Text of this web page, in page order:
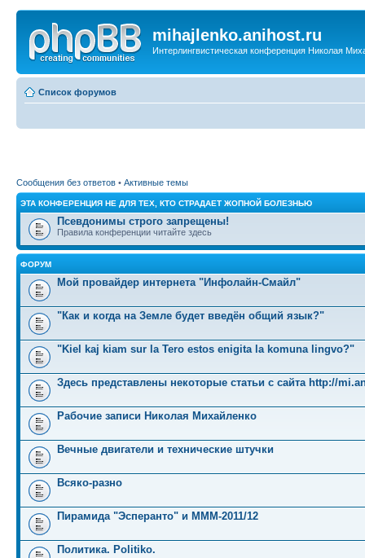
mihajlenko.anihost.ru
Интерлингвистическая конференция Николая
Список форумов
Сообщения без ответов • Активные темы
ЭТА КОНФЕРЕНЦИЯ НЕ ДЛЯ ТЕХ, КТО СТРАДАЕТ ЖОПНОЙ БОЛЕЗНЬЮ
Псевдонимы строго запрещены!
Правила конференции читайте здесь
ФОРУМ
Мой провайдер интернета "Инфолайн-Смайл"
"Как и когда на Земле будет введён общий язык?"
"Kiel kaj kiam sur la Tero estos enigita la komuna lingvo?"
Здесь представлены некоторые статьи с сайта http://
Рабочие записи Николая Михайленко
Вечные двигатели и технические штучки
Всяко-разно
Пирамида "Эсперанто" и MMM-2011/12
Политика. Politiko.